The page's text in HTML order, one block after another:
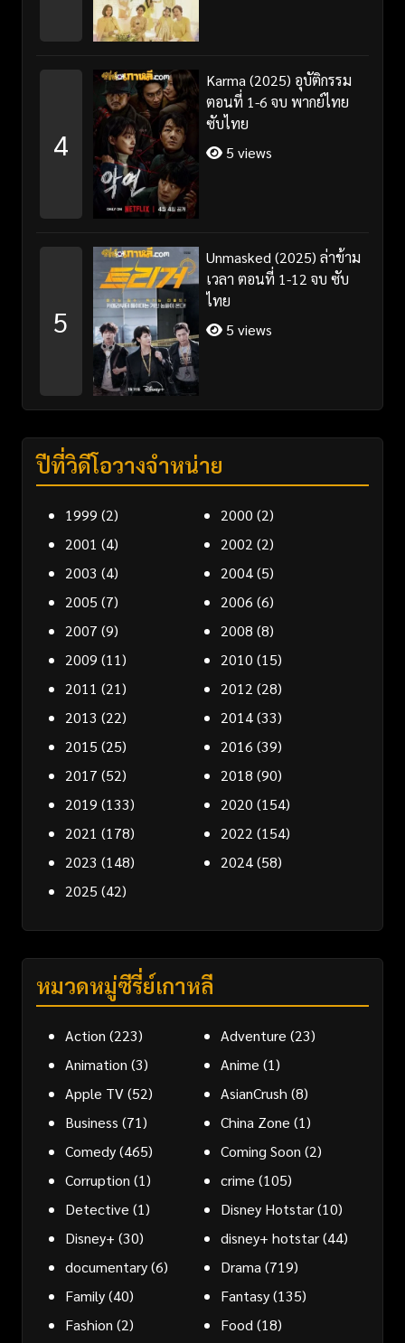
4
Karma (2025) อุบัติกรรม
ตอนที่ 1-6 จบ พากย์ไทย
ซับไทย
5 views
5
Unmasked (2025) ล่าข้าม
เวลา ตอนที่ 1-12 จบ ซับ
ไทย
5 views
ปีที่วิดีโอวางจำหน่าย
1999 (2) 2000 (2)
2001 (4) 2002 (2)
2003 (4) 2004(5)
2005 (7) 2006 (6)
2007 (9) 2008 (8)
2009 (11) 2010 (15)
2011 (21) 2012 (28)
2013 (22) 2014(33)
2015 (25) 2016 (39)
2017 (52) 2018 (90)
2019 (133) 2020 (154)
2021 (178) 2022 (154)
2023 (148) 2024(58)
2025 (42)
หมวดหมู่ซีรี่ย์เกาหลี
Action (223) Adventure (23)
Animation (3) Anime (1)
Apple TV(52) AsianCrush (8)
Business (71) China Zone (1)
Comedy(465) Coming Soon (2)
Corruption (1) crime (105)
Detective (1) Disney Hotstar(10)
Disney+ (30) disney+ hotstar(44)
documentary(6) Drama(719)
Family(40) Fantasy(135)
Fashion (2) Food(18)